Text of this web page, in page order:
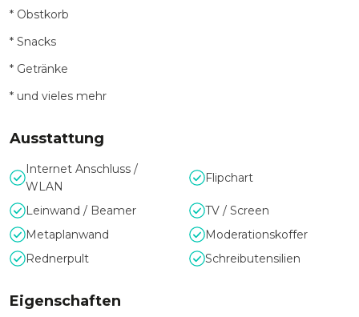
* Obstkorb
* Snacks
* Getränke
* und vieles mehr
Ausstattung
Internet Anschluss /
WLAN
Flipchart
Leinwand / Beamer
TV / Screen
Metaplanwand
Moderationskoffer
Rednerpult
Schreibutensilien
Eigenschaften